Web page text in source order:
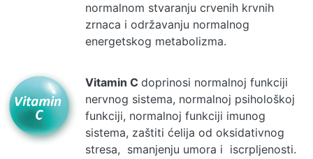
normalnom stvaranju crvenih krvnih
zrnaca i održavanju normalnog
energetskog metabolizma.
Vitamin C doprinosi normalnoj funkciji
nervnog sistema, normalnoj psihološkoj
funkciji, normalnoj funkciji imunog
sistema, zaštiti ćelija od oksidativnog
stresa, smanjenju umora i iscrpljenosti.